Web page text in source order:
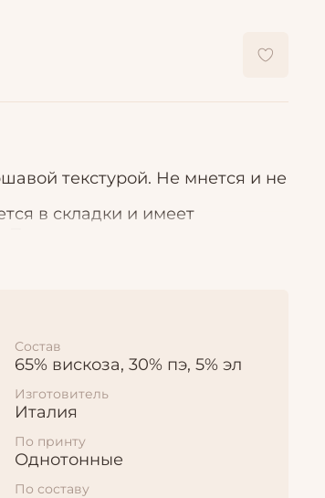
текстурой. Не мнется и не
в складки и имеет
Состав
65% вискоза, 30% пэ, 5% эл
Изготовитель
Италия
По принту
Однотонные
По составу